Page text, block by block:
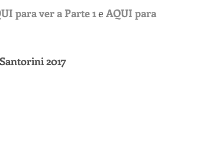
para ver a Parte 1 e AQUI para
2017